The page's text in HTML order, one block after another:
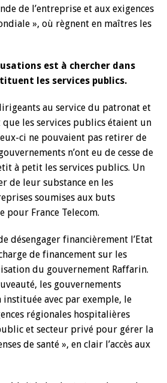
de l’entreprise et aux exigences
», où règnent en maîtres les
est à chercher dans
les services publics.
au service du patronat et
que les services publics étaient un
ci ne pouvaient pas retirer de
n’ont eu de cesse de
à petit les services publics. Un
de leur substance en les
soumises aux buts
pour France Telecom.
désengager financièrement l’Etat
de financement sur les
du gouvernement Raffarin.
les gouvernements
instituée avec par exemple, le
régionales hospitalières
et secteur privé pour gérer la
de santé », en clair l’accès aux